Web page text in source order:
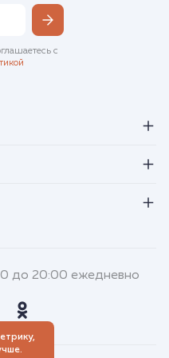
с
до 20:00 ежедневно